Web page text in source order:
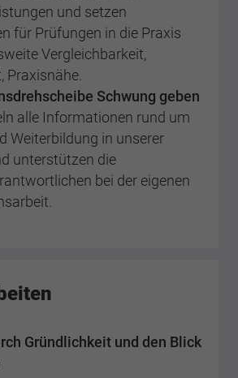
und setzen
für Prüfungen in die Praxis
Vergleichbarkeit,
Praxisnähe.
Schwung geben
alle Informationen rund um
Weiterbildung in unserer
unterstützen die
bei der eigenen
Gründlichkeit und den Blick